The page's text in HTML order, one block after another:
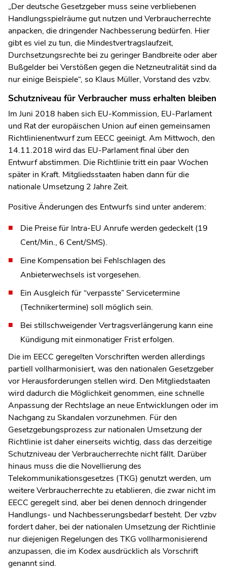
„Der deutsche Gesetzgeber muss seine verbliebenen
Handlungsspielräume gut nutzen und Verbraucherrechte
anpacken, die dringender Nachbesserung bedürfen. Hier
gibt es viel zu tun, die Mindestvertragslaufzeit,
Durchsetzungsrechte bei zu geringer Bandbreite oder aber
Bußgelder bei Verstößen gegen die Netzneutralität sind da
nur einige Beispiele“, so Klaus Müller, Vorstand des vzbv.
Schutzniveau für Verbraucher muss erhalten bleiben
Im Juni 2018 haben sich EU-Kommission, EU-Parlament
und Rat der europäischen Union auf einen gemeinsamen
Richtlinienentwurf zum EECC geeinigt. Am Mittwoch, den
14.11.2018 wird das EU-Parlament final über den
Entwurf abstimmen. Die Richtlinie tritt ein paar Wochen
später in Kraft. Mitgliedsstaaten haben dann für die
nationale Umsetzung 2 Jahre Zeit.
Positive Änderungen des Entwurfs sind unter anderem:
Die Preise für Intra-EU Anrufe werden gedeckelt (19
Cent/Min., 6 Cent/SMS).
Eine Kompensation bei Fehlschlagen des
Anbieterwechsels ist vorgesehen.
Ein Ausgleich für “verpasste” Servicetermine
(Technikertermine) soll möglich sein.
Bei stillschweigender Vertragsverlängerung kann eine
Kündigung mit einmonatiger Frist erfolgen.
Die im EECC geregelten Vorschriften werden allerdings
partiell vollharmonisiert, was den nationalen Gesetzgeber
vor Herausforderungen stellen wird. Den Mitgliedstaaten
wird dadurch die Möglichkeit genommen, eine schnelle
Anpassung der Rechtslage an neue Entwicklungen oder im
Nachgang zu Skandalen vorzunehmen. Für den
Gesetzgebungsprozess zur nationalen Umsetzung der
Richtlinie ist daher einerseits wichtig, dass das derzeitige
Schutzniveau der Verbraucherrechte nicht fällt. Darüber
hinaus muss die die Novellierung des
Telekommunikationsgesetzes (TKG) genutzt werden, um
weitere Verbraucherrechte zu etablieren, die zwar nicht im
EECC geregelt sind, aber bei denen dennoch dringender
Handlungs- und Nachbesserungsbedarf besteht. Der vzbv
fordert daher, bei der nationalen Umsetzung der Richtlinie
nur diejenigen Regelungen des TKG vollharmonisierend
anzupassen, die im Kodex ausdrücklich als Vorschrift
genannt sind.